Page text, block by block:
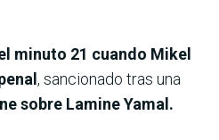
minuto 21 cuando Mikel
, sancionado tras una
sobre Lamine Yamal.